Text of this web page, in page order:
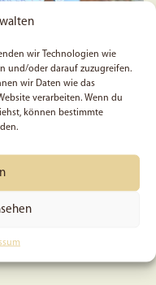
wir Technologien wie
und/oder darauf zuzugreifen.
wir Daten wie das
verarbeiten. Wenn du
können bestimmte
der
gewählt
kennt unser Herz |
Lesezeichen |
| Geschenk
Warenkorb